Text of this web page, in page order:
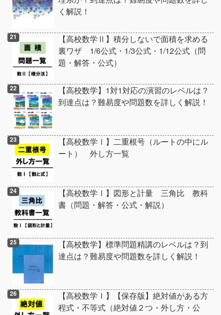
く解説！
【高校数学Ⅱ】積分しないで面積を求める
裏ワザ 1/6公式・1/3公式・1/12公式（問
題・解答・公式）
【高校数学】1対1対応の演習のレベルは？
到達点は？難易度や問題数を詳しく解説！
【高校数学Ⅰ】二重根号（ルートの中にル
ート） 外し方一覧
【高校数学Ⅰ】図形と計量 三角比 教科
書（問題・解答・公式・解説）
【高校数学】標準問題精講のレベルは？到
達点は？難易度や問題数を詳しく解説！
【高校数学Ⅰ】【保存版】絶対値がある方
程式・不等式（絶対値２つ・外し方・公